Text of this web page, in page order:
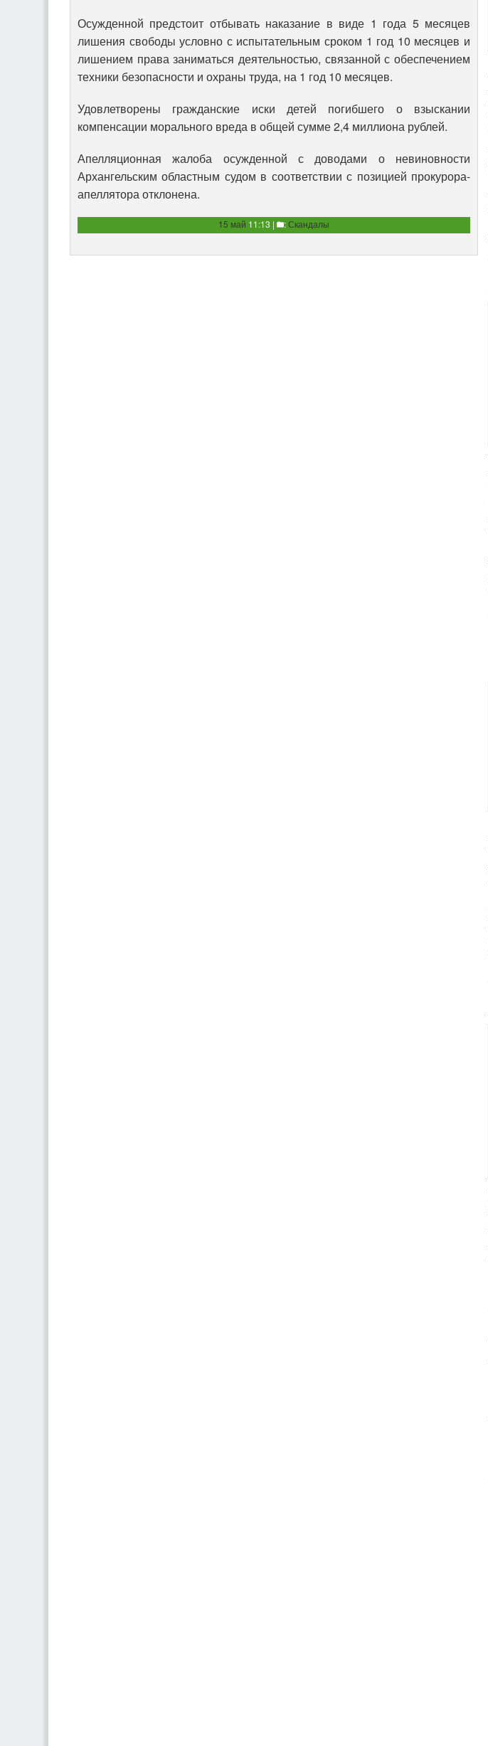
Осужденной предстоит отбывать наказание в виде 1 года 5 месяцев
лишения свободы условно с испытательным сроком 1 год 10 месяцев и
лишением права заниматься деятельностью, связанной с обеспечением
техники безопасности и охраны труда, на 1 год 10 месяцев.
Удовлетворены гражданские иски детей погибшего о взыскании
компенсации морального вреда в общей сумме 2,4 миллиона рублей.
Апелляционная жалоба осужденной с доводами о невиновности
Архангельским областным судом в соответствии с позицией прокурора-
апеллятора отклонена.
15 май 11:13 | :Скандалы